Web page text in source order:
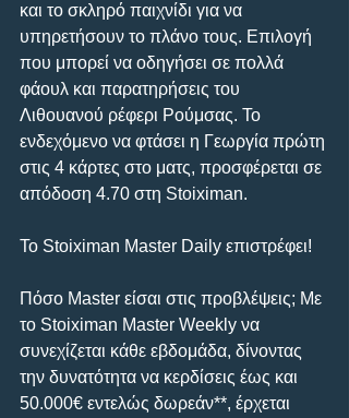
και το σκληρό παιχνίδι για να
υπηρετήσουν το πλάνο τους. Επιλογή
που μπορεί να οδηγήσει σε πολλά
φάουλ και παρατηρήσεις του
Λιθουανού ρέφερι Ρούμσας. Το
ενδεχόμενο να φτάσει η Γεωργία πρώτη
στις 4 κάρτες στο ματς, προσφέρεται σε
απόδοση 4.70 στη Stoiximan.
Το Stoiximan Master Daily επιστρέφει!
Πόσο Master είσαι στις προβλέψεις; Με
το Stoiximan Master Weekly να
συνεχίζεται κάθε εβδομάδα, δίνοντας
την δυνατότητα να κερδίσεις έως και
50.000€ εντελώς δωρεάν**, έρχεται